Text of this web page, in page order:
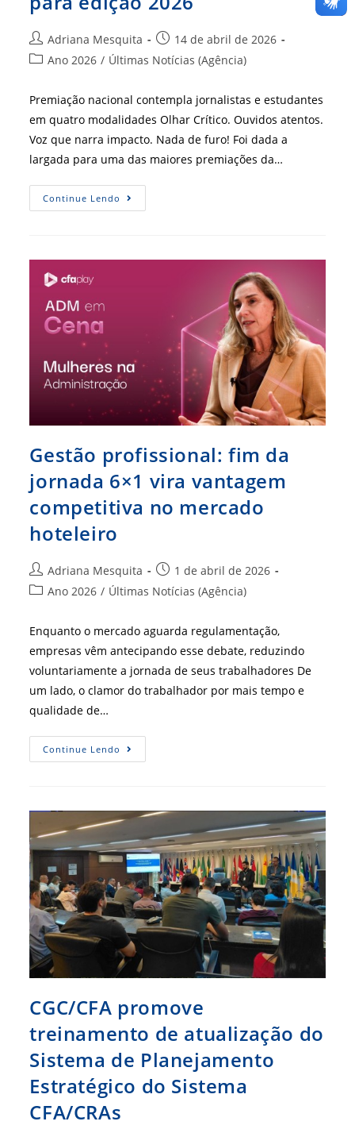
Autor
do
Adriana Mesquita
Post
publicado:
14 de abril de 2026
Categoria
Ano 2026 / Últimas Notícias (Agência)
Premiação nacional contempla jornalistas e estudantes
em quatro modalidades Olhar Crítico. Ouvidos atentos.
Voz que narra impacto. Nada de furo! Foi dada a
largada para uma das maiores premiações da…
Continue Lendo Valendo
R$
De
Gestão profissional: fim da
jornada 6×1 vira vantagem
competitiva no mercado
hoteleiro
Autor
do
Adriana Mesquita
Post
publicado:
1 de abril de 2026
Categoria
post:
Ano 2026 / Últimas Notícias (Agência)
Enquanto o mercado aguarda regulamentação,
empresas vêm antecipando esse debate, reduzindo
voluntariamente a jornada de seus trabalhadores De
um lado, o clamor do trabalhador por mais tempo e
qualidade de…
Continue Lendo Gestão
Profissional:
Vira
Vantagem
Competitiva
No
Mercado
Hoteleiro
CGC/CFA promove
treinamento de atualização do
Sistema de Planejamento
Estratégico do Sistema
CFA/CRAs